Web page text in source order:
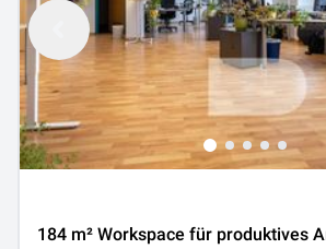
184 m² Workspace für produktives